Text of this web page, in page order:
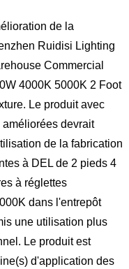
de la
Ruidisi Lighting
Commercial
4000K 5000K 2 Foot
Le produit avec
devrait
de la fabrication
à DEL de 2 pieds 4
à réglettes
dans l'entrepôt
une utilisation plus
Le produit est
d'application des